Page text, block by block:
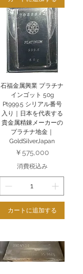
石福金属興業 プラチナ
インゴット 50g
Pt999.5 シリアル番号
入り｜日本を代表する
貴金属精錬メーカーの
プラチナ地金｜
GoldSilverJapan
価格
￥575,000
消費税込み
カートに追加する